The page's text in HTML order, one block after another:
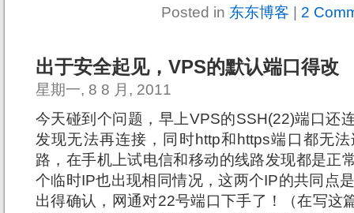
Posted in 东东博客 2
出于安全起见，VPS的默认端口得改
星期一, 8 8 月, 2011
今天碰到个问题，早上VPS的SSH(22)端口还
发现无法再连接，同时http和https端口都无
路，在手机上试电信和移动的线路发现都是正
个临时IP也出现相同情况，这两个IP的共同点
出得确认，网通对22号端口下手了！（在写这